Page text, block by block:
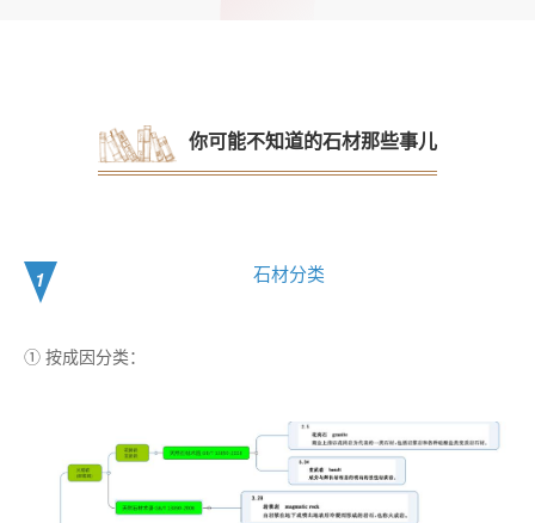
你可能不知道的石材那些事儿
1 石材分类
① 按成因分类：